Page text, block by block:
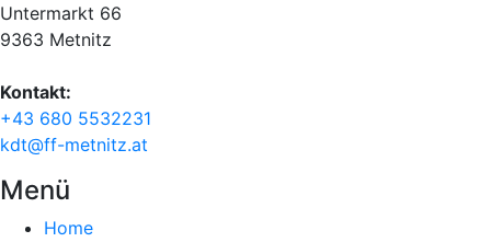
Untermarkt 66
9363 Metnitz
Kontakt:
+43 680 5532231
kdt@ff-metnitz.at
Menü
Home